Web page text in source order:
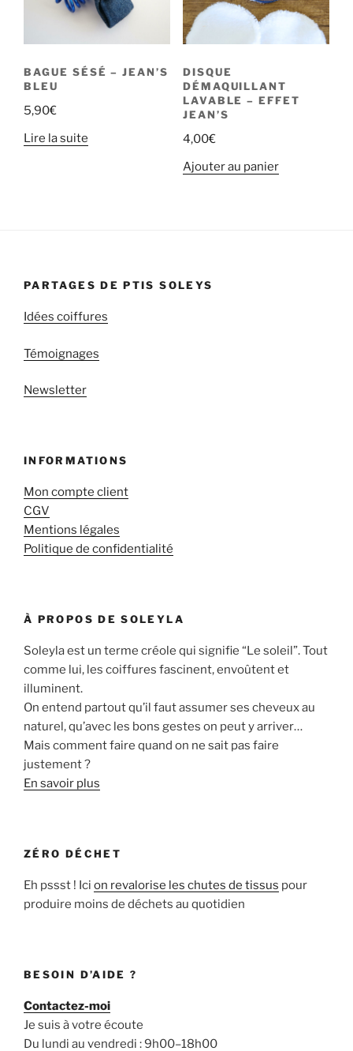
BAGUE SÉSÉ – JEAN’S
BLEU
5,90€
Lire la suite
DISQUE
DÉMAQUILLANT
LAVABLE – EFFET
JEAN’S
4,00€
Ajouter au panier
PARTAGES DE PTIS SOLEYS
Idées coiffures
Témoignages
Newsletter
INFORMATIONS
Mon compte client
CGV
Mentions légales
Politique de confidentialité
À PROPOS DE SOLEYLA
Soleyla est un terme créole qui signifie “Le soleil”. Tout
comme lui, les coiffures fascinent, envoûtent et
illuminent.
On entend partout qu’il faut assumer ses cheveux au
naturel, qu’avec les bons gestes on peut y arriver…
Mais comment faire quand on ne sait pas faire
justement ?
En savoir plus
ZÉRO DÉCHET
Eh pssst ! Ici on revalorise les chutes de tissus pour
produire moins de déchets au quotidien
BESOIN D’AIDE ?
Contactez-moi
Je suis à votre écoute
Du lundi au vendredi : 9h00–18h00